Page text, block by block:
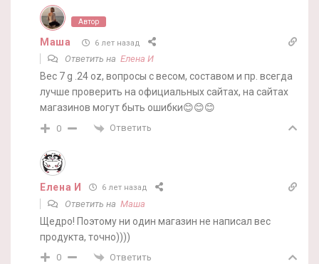
Автор
Маша 6 лет назад
Ответить на Елена И
Вес 7 g .24 oz, вопросы с весом, составом и пр. всегда
лучше проверить на официальных сайтах, на сайтах
магазинов могут быть ошибки😊😊😊
0 Ответить
Елена И 6 лет назад
Ответить на Маша
Щедро! Поэтому ни один магазин не написал вес
продукта, точно))))
0 Ответить